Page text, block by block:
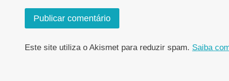
Este site utiliza o Akismet para reduzir spam. Saiba